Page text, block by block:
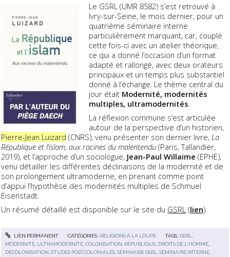
Le GSRL (UMR 8582) s’est retrouvé à
Ivry-sur-Seine, le mois dernier, pour un
quatrième séminaire interne
particulièrement marquant, car, couplé
cette fois-ci avec un atelier théorique,
ce qui a donné l’occasion d’un format
adapté et rallongé, avec deux orateurs
principaux et un temps plus substantiel
donné à l’échange. Le thème central du
jour était Modernité, modernités
multiples, ultramodernités
La réflexion commune s’est articulée
autour de la perspective d’un historien,
Pierre-Jean Luizard (CNRS), venu présenter son dernier livre, La
République et l’islam, aux racines du malentendu (Paris, Tallandier,
2019), et l’approche d’un sociologue, Jean-Paul Willaime (EPHE),
venu détailler les différentes déclinaisons de la modernité et de
son prolongement ultramoderne, en prenant comme point
d’appui l’hypothèse des modernités multiples de Schmuel
Eisenstadt.
Un résumé détaillé est disponible sur le site du GSRL (lien).
LIEN PERMANENT CATÉGORIES : RELIGIONS À LA LOUPE TAGS :GSRL,
MODERNITÉ, ULTRAMODERNITÉ,COLONISATION, RÉPUBLIQUE, DROITS DE L'HOMME,
DÉCOLONISATION, ÉTUDES POSTCOLONIALES,SÉMINAIRE GSRL,SÉMINAIRE INTERNE,